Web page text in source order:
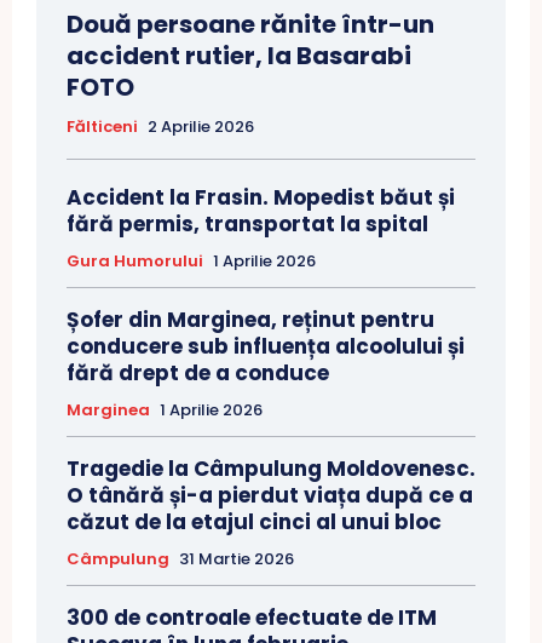
Două persoane rănite într-un
accident rutier, la Basarabi
FOTO
Fălticeni 2 Aprilie 2026
Accident la Frasin. Mopedist băut și
fără permis, transportat la spital
Gura Humorului 1 Aprilie 2026
Șofer din Marginea, reținut pentru
conducere sub influența alcoolului și
fără drept de a conduce
Marginea 1 Aprilie 2026
Tragedie la Câmpulung Moldovenesc.
O tânără și-a pierdut viața după ce a
căzut de la etajul cinci al unui bloc
Câmpulung 31 Martie 2026
300 de controale efectuate de ITM